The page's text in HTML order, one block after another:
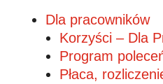
Dla pracowników
Korzyści – Dla
Program
Płaca,